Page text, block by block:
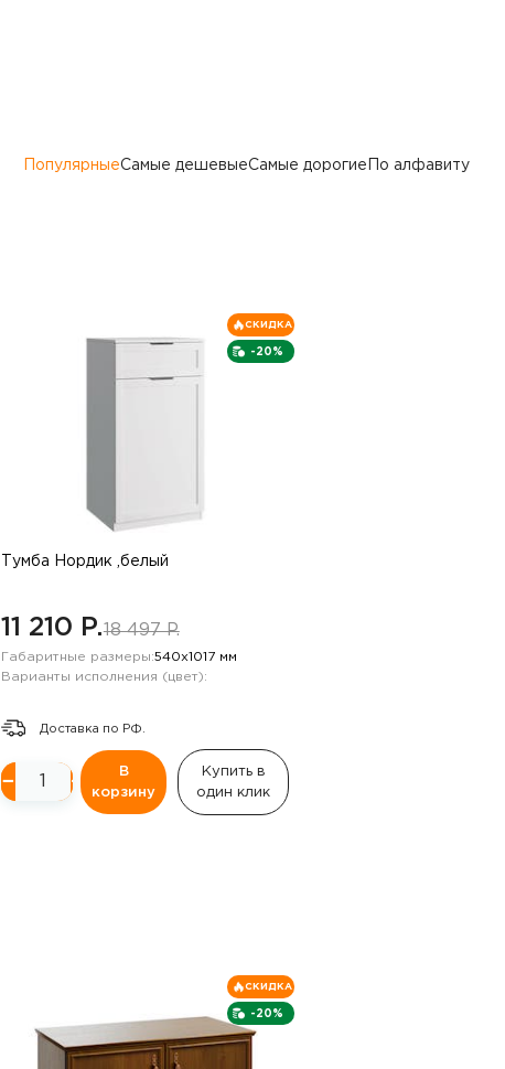
ПопулярныеСамые дешевыеСамые дорогие По алфавиту
-20%
СКИДКА
Тумба Нордик ,белый
11 210 P.18 497 P.
Габаритные размеры:540х1017 мм
Варианты исполнения (цвет):
Доставка по РФ.
− +
В
корзину
Купить в
один клик
-20%
СКИДКА